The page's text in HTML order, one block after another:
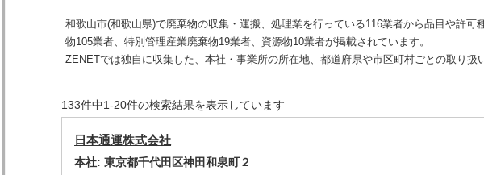
和歌山市(和歌山県)で廃棄物の収集・運搬、処理業を行っている116業者から品目や許
物105業者、特別管理産業廃棄物19業者、資源物10業者が掲載されています。
ZENETでは独自に収集した、本社・事業所の所在地、都道府県や市区町村ごとの取り扱
133件中1-20件の検索結果を表示しています
日本通運株式会社
本社: 東京都千代田区神田和泉町２